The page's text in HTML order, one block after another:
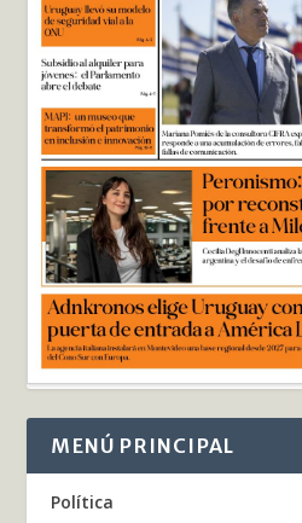
MENÚ PRINCIPAL
Política